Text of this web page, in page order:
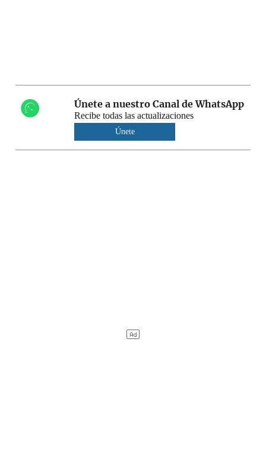
Únete a nuestro Canal de WhatsApp
Recibe todas las actualizaciones
Únete